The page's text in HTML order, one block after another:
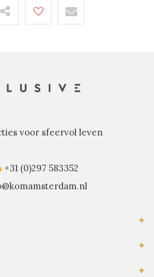
voor sfeervol leven
+31 (0)297 583352